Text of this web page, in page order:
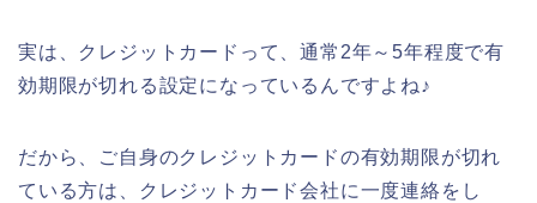
実は、クレジットカードって、通常2年～5年程度で有
効期限が切れる設定になっているんですよね♪
だから、ご自身のクレジットカードの有効期限が切れ
ている方は、クレジットカード会社に一度連絡をし